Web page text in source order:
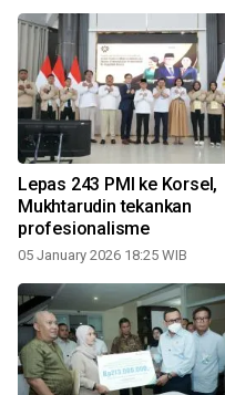
Lepas 243 PMI ke Korsel,
Mukhtarudin tekankan
profesionalisme
05 January 2026 18:25 WIB